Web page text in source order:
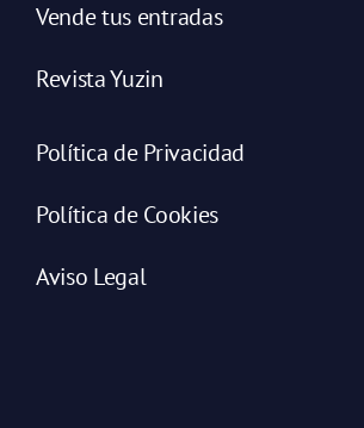
Vende tus entradas
Revista Yuzin
Política de Privacidad
Política de Cookies
Aviso Legal